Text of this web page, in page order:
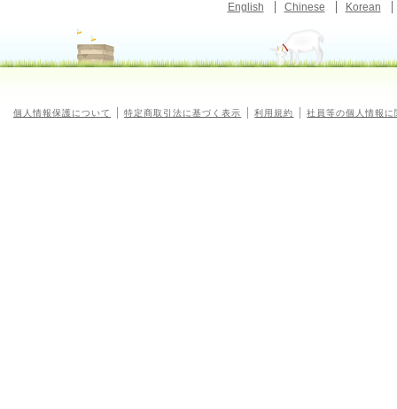
English Chinese Korean
個人情報保護について 特定商取引法に基づく表示 利用規約 社員等の個人情報